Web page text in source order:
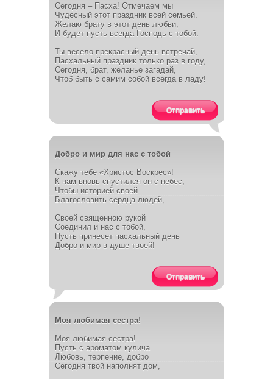
Сегодня – Пасха! Отмечаем мы
Чудесный этот праздник всей семьей.
Желаю брату в этот день любви,
И будет пусть всегда Господь с тобой.
Ты весело прекрасный день встречай,
Пасхальный праздник только раз в году,
Сегодня, брат, желанье загадай,
Чтоб быть с самим собой всегда в ладу!
Отправить
Добро и мир для нас с тобой
Скажу тебе «Христос Воскрес»!
К нам вновь спустился он с небес,
Чтобы историей своей
Благословить сердца людей,
Своей священною рукой
Соединил и нас с тобой,
Пусть принесет пасхальный день
Добро и мир в душе твоей!
Отправить
Моя любимая сестра!
Моя любимая сестра!
Пусть с ароматом кулича
Любовь, терпение, добро
Сегодня твой наполнят дом,